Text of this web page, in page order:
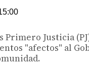
Justicia
"afectos" al